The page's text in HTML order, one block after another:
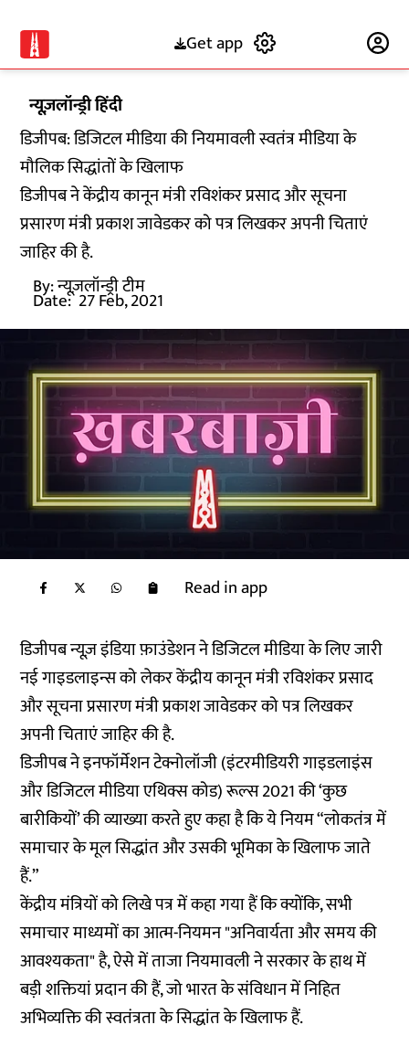
Get app
न्यूज़लॉन्ड्री हिंदी
डिजीपब: डिजिटल मीडिया की नियमावली स्वतंत्र मीडिया के
मौलिक सिद्धांतों के खिलाफ
डिजीपब ने केंद्रीय कानून मंत्री रविशंकर प्रसाद और सूचना
प्रसारण मंत्री प्रकाश जावेडकर को पत्र लिखकर अपनी चिताएं
जाहिर की है.
By:न्यूज़लॉन्ड्री टीम
Date: 27 Feb, 2021
Read in app
डिजीपब न्यूज़ इंडिया फ़ाउंडेशन ने डिजिटल मीडिया के लिए जारी
नई गाइडलाइन्स को लेकर केंद्रीय कानून मंत्री रविशंकर प्रसाद
और सूचना प्रसारण मंत्री प्रकाश जावेडकर को पत्र लिखकर
अपनी चिताएं जाहिर की है.
डिजीपब ने इनफॉर्मेशन टेक्नोलॉजी (इंटरमीडियरी गाइडलाइंस
और डिजिटल मीडिया एथिक्स कोड) रूल्स 2021 की ‘कुछ
बारीकियों’ की व्याख्या करते हुए कहा है कि ये नियम “लोकतंत्र में
समाचार के मूल सिद्धांत और उसकी भूमिका के खिलाफ जाते
हैं.”
केंद्रीय मंत्रियों को लिखे पत्र में कहा गया हैं कि क्योंकि, सभी
समाचार माध्यमों का आत्म-नियमन "अनिवार्यता और समय की
आवश्यकता" है, ऐसे में ताजा नियमावली ने सरकार के हाथ में
बड़ी शक्तियां प्रदान की हैं, जो भारत के संविधान में निहित
अभिव्यक्ति की स्वतंत्रता के सिद्धांत के खिलाफ हैं.